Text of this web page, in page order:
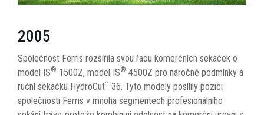
2005
Společnost Ferris rozšířila svou řadu komerčních sekaček o
model IS® 1500Z, model IS® 4500Z pro náročné podmínky a
ruční sekačku HydroCut™ 36. Tyto modely posílily pozici
společnosti Ferris v mnoha segmentech profesionálního